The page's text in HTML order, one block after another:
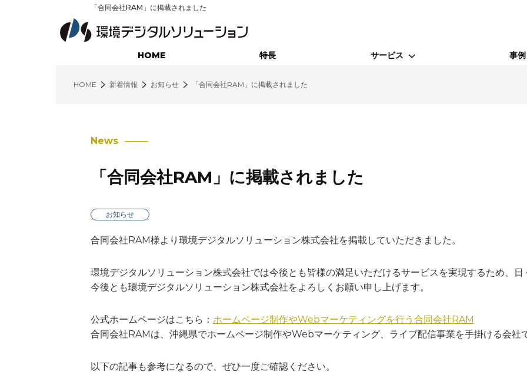
「合同会社RAM」に掲載されました
HOME 特長 サービス
インサイドセールス・コンサルティング
環境クラウド（営業支援システム）
環境クラウド（配車管理システム）
事例
HOME 新着情報 お知らせ 「合同会社RAM」に掲載されました
News
「合同会社RAM」に掲載されました
お知らせ
合同会社RAM様より環境デジタルソリューション株式会社を掲載していただきました。
環境デジタルソリューション株式会社では今後とも皆様の満足いただけるサービスを実現するため、
今後とも環境デジタルソリューション株式会社をよろしくお願い申し上げます。
公式ホームページはこちら：ホームページ制作やWebマーケティングを行う合同会社RAM
合同会社RAMは、沖縄県でホームページ制作やWebマーケティング、ライブ配信事業を手掛ける会社
以下の記事も参考になるので、ぜひ一度ご確認ください。